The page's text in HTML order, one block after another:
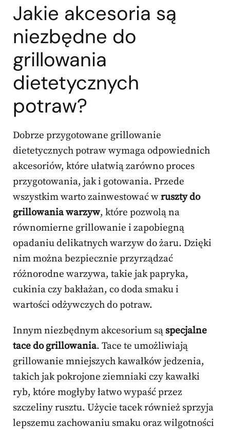
Jakie akcesoria są
niezbędne do
grillowania
dietetycznych
potraw?
Dobrze przygotowane grillowanie
dietetycznych potraw wymaga odpowiednich
akcesoriów, które ułatwią zarówno proces
przygotowania, jak i gotowania. Przede
wszystkim warto zainwestować wruszty do
grillowania warzyw, które pozwolą na
równomierne grillowanie i zapobiegną
opadaniu delikatnych warzyw do żaru. Dzięki
nim można bezpiecznie przyrządzać
różnorodne warzywa, takie jak papryka,
cukinia czy bakłażan, co doda smaku i
wartości odżywczych do potraw.
Innym niezbędnym akcesorium są specjalne
tace do grillowania. Tace te umożliwiają
grillowanie mniejszych kawałków jedzenia,
takich jak pokrojone ziemniaki czy kawałki
ryb, które mogłyby łatwo wypaść przez
szczeliny rusztu. Użycie tacek również sprzyja
lepszemu zachowaniu smaku oraz wilgotności